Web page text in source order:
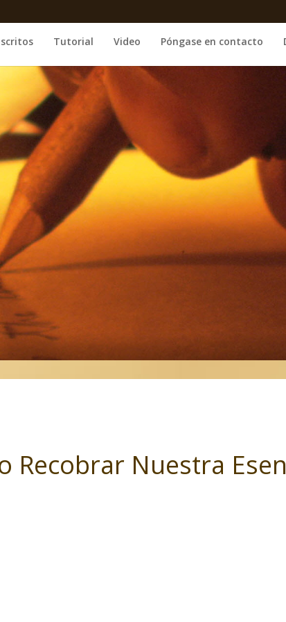
Tutorial Video Póngase en contacto
Recobrar Nuestra